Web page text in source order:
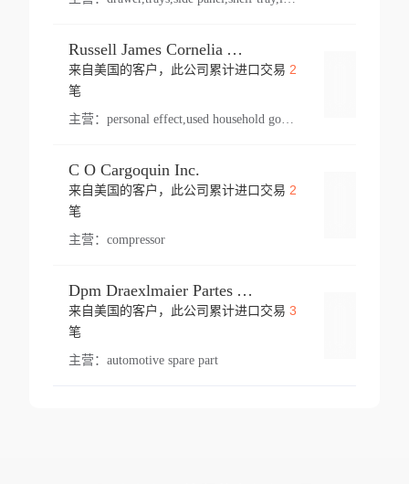
Russell James Cornelia Arlington Va
来自美国的客户，此公司累计进口交易 2
笔
主营： personal effect,used household goods
C O Cargoquin Inc.
来自美国的客户，此公司累计进口交易 2
笔
主营： compressor
Dpm Draexlmaier Partes Automotrices Corr Ind Huejotzingo
来自美国的客户，此公司累计进口交易 3
笔
主营： automotive spare part